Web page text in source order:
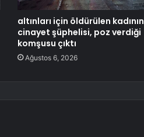
altınları için öldürülen kadının
cinayet şüphelisi, poz verdiği
komşusu çıktı
Ağustos 6, 2026